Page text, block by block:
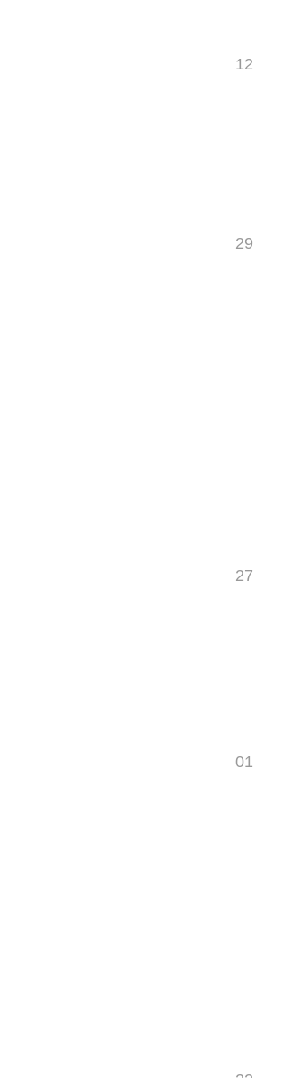
12
29
27
01